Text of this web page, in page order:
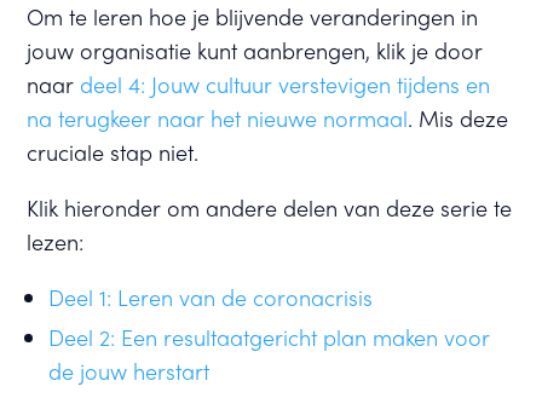
Om te leren hoe je blijvende veranderingen in
jouw organisatie kunt aanbrengen, klik je door
naar deel 4: Jouw cultuur verstevigen tijdens en
na terugkeer naar het nieuwe normaal. Mis deze
cruciale stap niet.
Klik hieronder om andere delen van deze serie te
lezen:
Deel 1: Leren van de coronacrisis
Deel 2: Een resultaatgericht plan maken voor
de jouw herstart